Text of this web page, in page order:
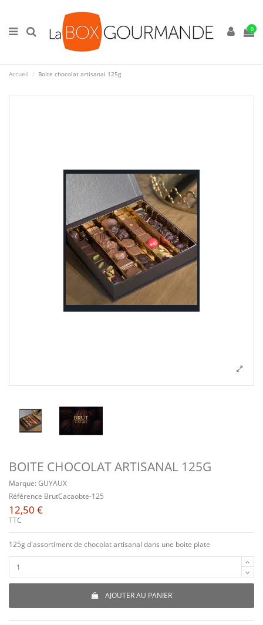
0
Accueil Boite chocolat artisanal 125g
BOITE CHOCOLAT ARTISANAL 125G
Marque:GUYAUX
Référence BrutCacaobte-125
12,50 €
TTC
125g d'assortiment de chocolat artisanal dans une boite plate
AJOUTER AU PANIER